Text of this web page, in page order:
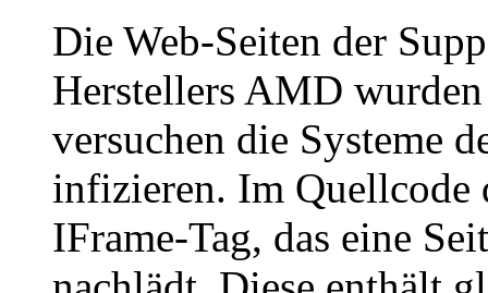
Die Web-Seiten der
Herstellers AMD
versuchen die Systeme
infizieren. Im Quellcode
IFrame-Tag, das eine